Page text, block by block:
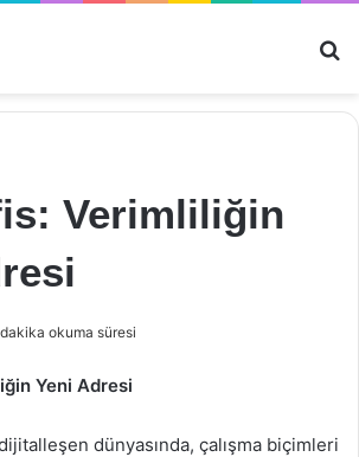
Verimliliğin
okuma süresi
Yeni Adresi
dünyasında, çalışma biçimleri